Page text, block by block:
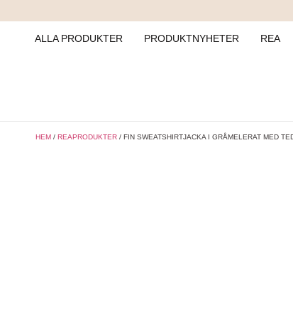
ALLA PRODUKTER PRODUKTNYHETER REA
HEM / REAPRODUKTER / FIN SWEATSHIRTJACKA I GRÅMELERAT MED